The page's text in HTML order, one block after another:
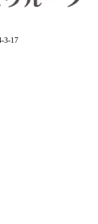
3-17